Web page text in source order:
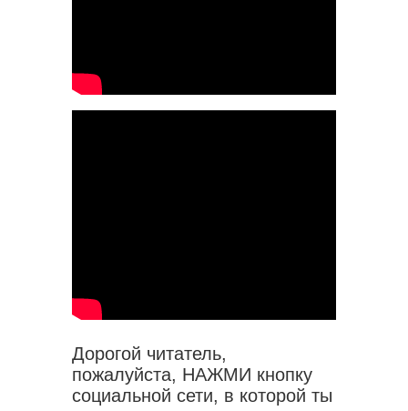
Дорогой читатель,
пожалуйста, НАЖМИ кнопку
социальной сети, в которой ты